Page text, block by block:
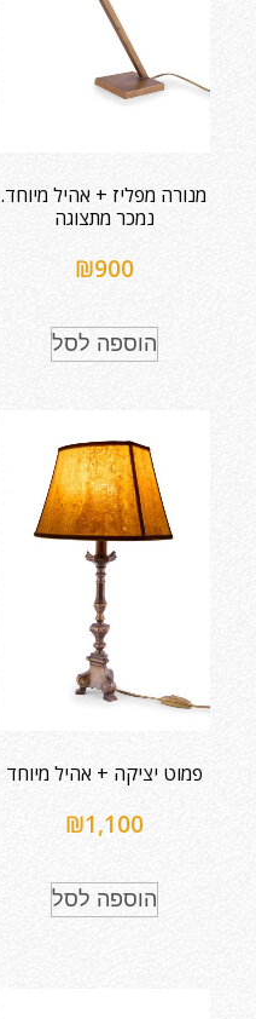
מנורה מפליז + אהיל מיוחד.
נמכר מתצוגה
₪900
הוספה לסל
פמוט יציקה + אהיל מיוחד
₪1,100
הוספה לסל